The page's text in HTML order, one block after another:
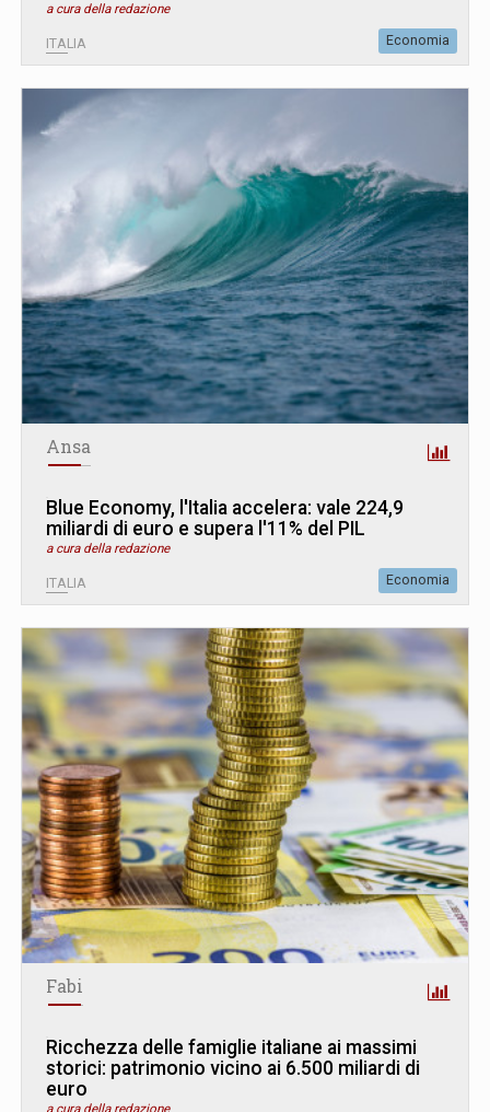
a cura della redazione
ITALIA Economia
Ansa
Blue Economy, l'Italia accelera: vale 224,9
miliardi di euro e supera l'11% del PIL
a cura della redazione
ITALIA Economia
Fabi
Ricchezza delle famiglie italiane ai massimi
storici: patrimonio vicino ai 6.500 miliardi di
euro
a cura della redazione